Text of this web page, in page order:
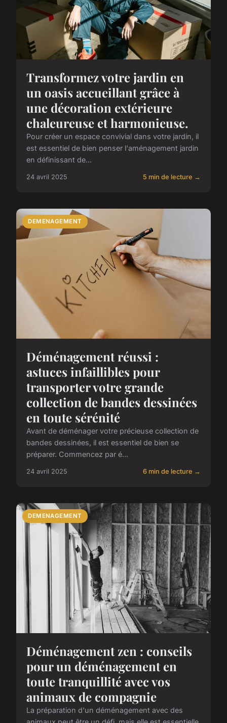
Transformez votre jardin en
un oasis accueillant grâce à
une décoration extérieure
chaleureuse et harmonieuse.
Pour créer un espace convivial dans votre jardin, il
est essentiel de bien penser l'aménagement jardin
en définissant de...
24 avril 2025 5 min de lecture →
DEMENAGEMENT
Déménagement réussi :
astuces infaillibles pour
transporter votre grande
collection de bandes dessinées
en toute sérénité
Avant de déménager votre précieuse collection de
bandes dessinées, il est essentiel de bien se
préparer. Commencez par é...
24 avril 2025 6 min de lecture →
DEMENAGEMENT
Déménagement zen : conseils
pour un déménagement en
toute tranquillité avec vos
animaux de compagnie
La préparation d'un déménagement avec des